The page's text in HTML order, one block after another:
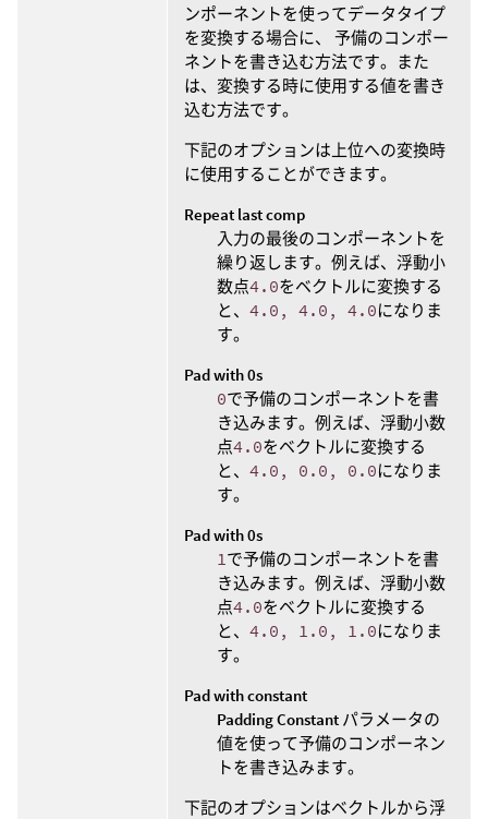
ンポーネントを使ってデータタイプ
を変換する場合に、 予備のコンポー
ネントを書き込む方法です。また
は、変換する時に使用する値を書き
込む方法です。
下記のオプションは上位への変換時
に使用することができます。
Repeat last comp
入力の最後のコンポーネントを
繰り返します。例えば、浮動小
数点4.0をベクトルに変換する
と、 4.0, 4.0, 4.0になりま
す。
Pad with 0s
0で予備のコンポーネントを書
き込みます。例えば、浮動小数
点4.0をベクトルに変換する
と、 4.0, 0.0, 0.0になりま
す。
Pad with 0s
1 で予備のコンポーネントを書
き込みます。例えば、浮動小数
点4.0をベクトルに変換する
と、 4.0, 1.0, 1.0になりま
す。
Pad with constant
Padding Constant パラメータの
値を使って予備のコンポーネン
トを書き込みます。
下記のオプションはベクトルから浮